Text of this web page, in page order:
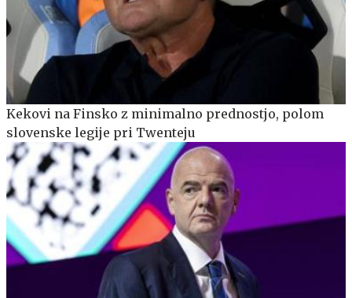
Kekovi na Finsko z minimalno prednostjo, polom
slovenske legije pri Twenteju